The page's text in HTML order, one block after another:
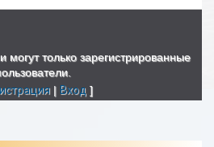
могут только зарегистрированные
| Вход ]